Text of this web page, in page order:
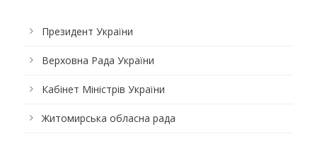
Президент України
Верховна Рада України
Кабінет Міністрів України
Житомирська обласна рада